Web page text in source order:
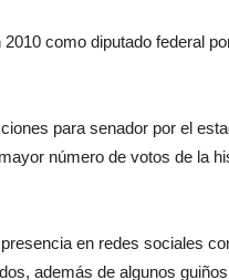
como diputado federal
para senador por el
número de votos de la
en redes sociales
además de algunos